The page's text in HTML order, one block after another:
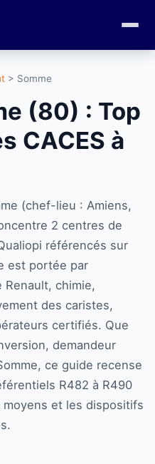
> Somme
(80) : Top
CACES à
(chef-lieu : Amiens,
2 centres de
référencés sur
est portée par
Renault, chimie,
des caristes,
certifiés. Que
demandeur
ce guide recense
R482 à R490
et les dispositifs